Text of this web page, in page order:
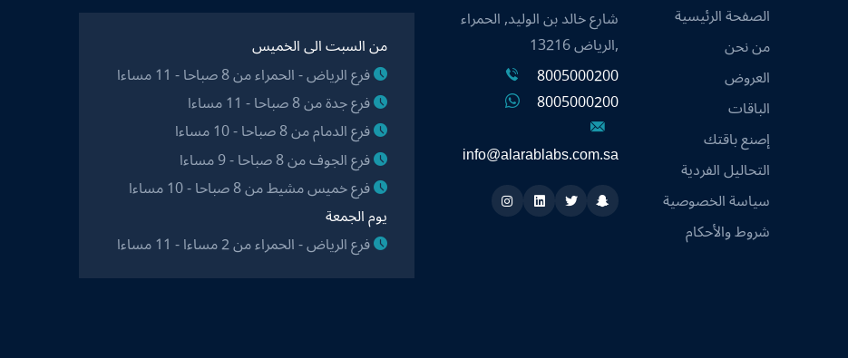
الصفحة الرئيسية
من نحن
العروض
الباقات
إصنع باقتك
التحاليل الفردية
سياسة الخصوصية
شروط والأحكام
شارع خالد بن الوليد, الحمراء
,الرياض 13216
8005000200
8005000200
info@alarablabs.com.sa
Snapchat
Twitter
Linkedin
Instagram
من السبت الى الخميس
فرع الرياض - الحمراء من 8 صباحا - 11 مساءا
فرع جدة من 8 صباحا - 11 مساءا
فرع الدمام من 8 صباحا - 10 مساءا
فرع الجوف من 8 صباحا - 9 مساءا
فرع خميس مشيط من 8 صباحا - 10 مساءا
يوم الجمعة
فرع الرياض - الحمراء من 2 مساءا - 11 مساءا